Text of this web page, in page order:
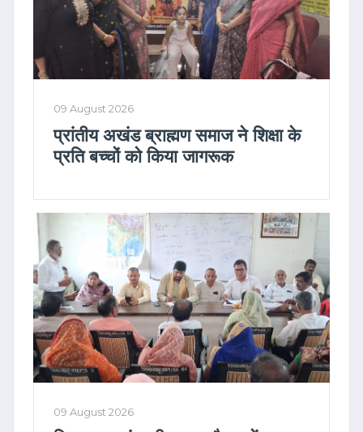
09 August 2026
प्रांतीय अखंड ब्राह्मण समाज ने शिक्षा के
प्रति बच्चों को किया जागरूक
09 August 2026